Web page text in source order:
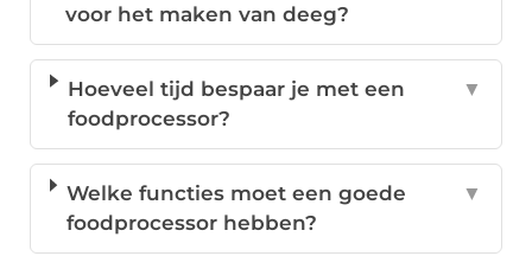
voor het maken van deeg?
Hoeveel tijd bespaar je met een
foodprocessor?
▼
Welke functies moet een goede
foodprocessor hebben?
▼